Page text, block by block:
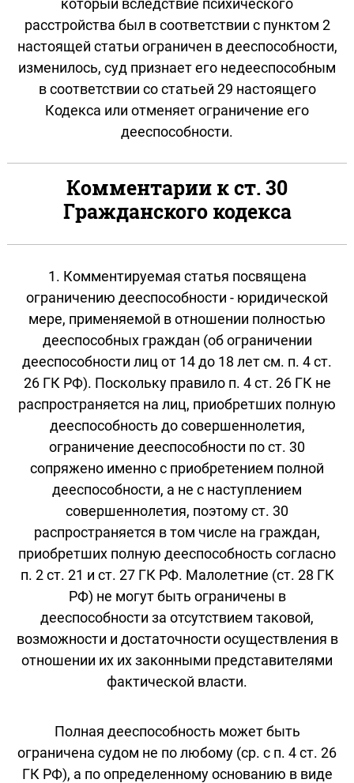
который вследствие психического
расстройства был в соответствии с пунктом 2
настоящей статьи ограничен в дееспособности,
изменилось, суд признает его недееспособным
в соответствии со статьей 29 настоящего
Кодекса или отменяет ограничение его
дееспособности.
Комментарии к ст. 30
Гражданского кодекса
1. Комментируемая статья посвящена
ограничению дееспособности - юридической
мере, применяемой в отношении полностью
дееспособных граждан (об ограничении
дееспособности лиц от 14 до 18 лет см. п. 4 ст.
26 ГК РФ). Поскольку правило п. 4 ст. 26 ГК не
распространяется на лиц, приобретших полную
дееспособность до совершеннолетия,
ограничение дееспособности по ст. 30
сопряжено именно с приобретением полной
дееспособности, а не с наступлением
совершеннолетия, поэтому ст. 30
распространяется в том числе на граждан,
приобретших полную дееспособность согласно
п. 2 ст. 21 и ст. 27 ГК РФ. Малолетние (ст. 28 ГК
РФ) не могут быть ограничены в
дееспособности за отсутствием таковой,
возможности и достаточности осуществления в
отношении их их законными представителями
фактической власти.
Полная дееспособность может быть
ограничена судом не по любому (ср. с п. 4 ст. 26
ГК РФ), а по определенному основанию в виде